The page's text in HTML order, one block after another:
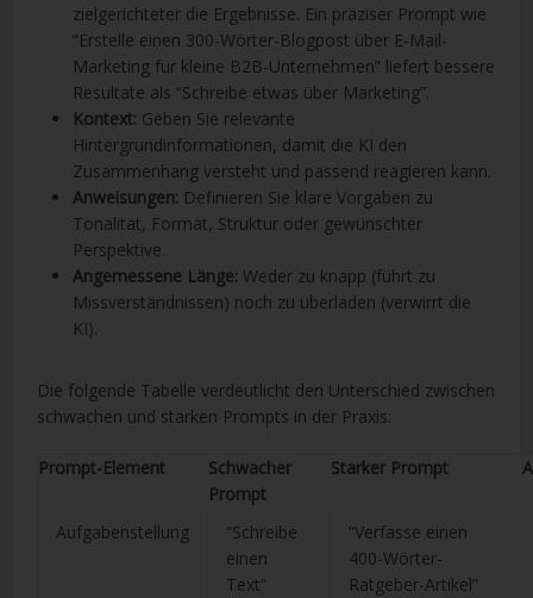
zielgerichteter die Ergebnisse. Ein präziser Prompt wie
“Erstelle einen 300-Wörter-Blogpost über E-Mail-
Marketing für kleine B2B-Unternehmen” liefert bessere
Resultate als “Schreibe etwas über Marketing”.
Kontext: Geben Sie relevante
Hintergrundinformationen, damit die KI den
Zusammenhang versteht und passend reagieren kann.
Anweisungen: Definieren Sie klare Vorgaben zu
Tonalität, Format, Struktur oder gewünschter
Perspektive.
Angemessene Länge: Weder zu knapp (führt zu
Missverständnissen) noch zu überladen (verwirrt die
KI).
Die folgende Tabelle verdeutlicht den Unterschied zwischen
schwachen und starken Prompts in der Praxis:
Prompt-Element
Schwacher
Prompt
Starker Prompt
Aufgabenstellung
“Schreibe
einen
Text”
“Verfasse einen
400-Wörter-
Ratgeber-Artikel”